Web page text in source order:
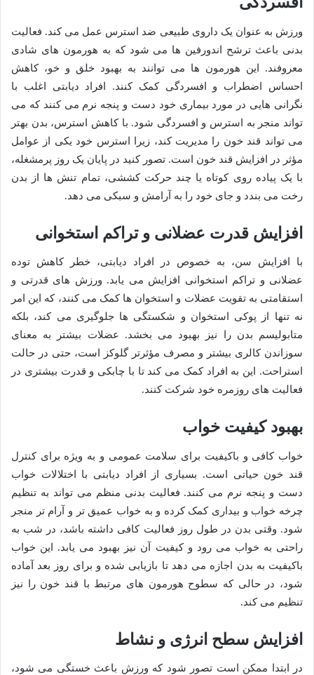
ورزش به عنوان یک داروی طبیعی ضد استرس عمل می کند. فعالیت
بدنی باعث ترشح اندورفین ها می شود که به هورمون های شادی
معروفند. این هورمون ها می توانند به بهبود خلق و خو، کاهش
احساس اضطراب و افسردگی کمک کنند. افراد دیابتی اغلب با
نگرانی هایی در مورد بیماری خود دست و پنجه نرم می کنند که می
تواند منجر به استرس و افسردگی شود. با کاهش استرس، بدن بهتر
می تواند قند خون را مدیریت کند، زیرا استرس خود یکی از عوامل
مؤثر در افزایش قند خون است. تصور کنید در پایان یک روز پرمشغله،
با یک پیاده روی کوتاه یا چند حرکت کششی، تمام تنش ها از بدن
رخت می بندد و جای خود را به آرامش و سبکی می دهد.
افزایش قدرت عضلانی و تراکم استخوانی
با افزایش سن، به خصوص در افراد دیابتی، خطر کاهش توده
عضلانی و تراکم استخوانی افزایش می یابد. ورزش های قدرتی و
استقامتی به تقویت عضلات و استخوان ها کمک می کنند، که این امر
نه تنها از پوکی استخوان و شکستگی ها جلوگیری می کند، بلکه
متابولیسم بدن را نیز بهبود می بخشد. عضلات بیشتر به معنای
سوزاندن کالری بیشتر و مصرف مؤثرتر گلوکز است، حتی در حالت
استراحت. این به افراد کمک می کند تا با چابکی و قدرت بیشتری در
فعالیت های روزمره خود شرکت کنند.
بهبود کیفیت خواب
خواب کافی و باکیفیت برای سلامت عمومی و به ویژه برای کنترل
قند خون حیاتی است. بسیاری از افراد دیابتی با اختلالات خواب
دست و پنجه نرم می کنند. فعالیت بدنی منظم می تواند به تنظیم
چرخه خواب و بیداری کمک کرده و به خواب عمیق تر و آرام تر منجر
شود. وقتی بدن در طول روز فعالیت کافی داشته باشد، در شب به
راحتی به خواب می رود و کیفیت آن نیز بهبود می یابد. این خواب
باکیفیت به بدن اجازه می دهد تا بازیابی شده و برای روز بعد آماده
شود، در حالی که سطوح هورمون های مرتبط با قند خون را نیز
تنظیم می کند.
افزایش سطح انرژی و نشاط
در ابتدا ممکن است تصور شود که ورزش باعث خستگی می شود،